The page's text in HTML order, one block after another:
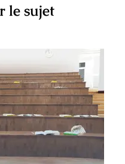
le sujet